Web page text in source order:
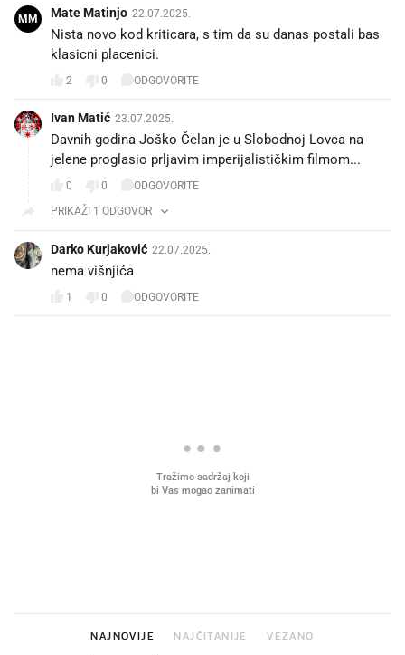
MM Mate Matinjo 22.07.2025.
Nista novo kod kriticara, s tim da su danas postali bas
klasicni placenici.
2 0 ODGOVORITE
Ivan Matić 23.07.2025.
Davnih godina Joško Čelan je u Slobodnoj Lovca na
jelene proglasio prljavim imperijalističkim filmom...
0 0
ODGOVORITE
PRIKAŽI 1 ODGOVOR
Darko Kurjaković 22.07.2025.
nema višnjića
1 0 ODGOVORITE
NAJNOVIJE NAJČITANIJE VEZANO